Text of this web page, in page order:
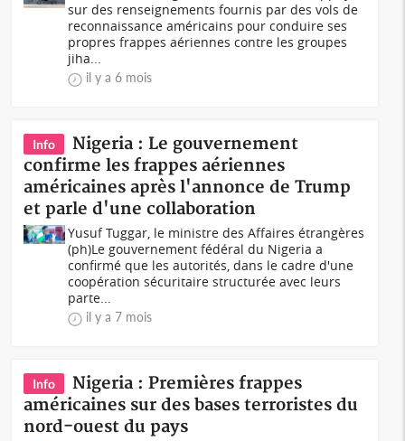
sur des renseignements fournis par des vols de
reconnaissance américains pour conduire ses
propres frappes aériennes contre les groupes
jiha...
il y a 6 mois
Info
Nigeria : Le gouvernement
confirme les frappes aériennes
américaines après l'annonce de Trump
et parle d'une collaboration
Yusuf Tuggar, le ministre des Affaires étrangères
(ph)Le gouvernement fédéral du Nigeria a
confirmé que les autorités, dans le cadre d'une
coopération sécuritaire structurée avec leurs
parte...
il y a 7 mois
Info
Nigeria : Premières frappes
américaines sur des bases terroristes du
nord-ouest du pays